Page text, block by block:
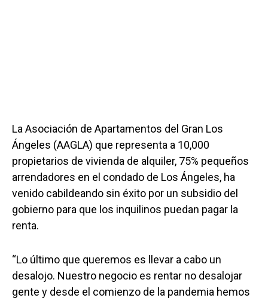
La Asociación de Apartamentos del Gran Los
Ángeles (AAGLA) que representa a 10,000
propietarios de vivienda de alquiler, 75% pequeños
arrendadores en el condado de Los Ángeles, ha
venido cabildeando sin éxito por un subsidio del
gobierno para que los inquilinos puedan pagar la
renta.
“Lo último que queremos es llevar a cabo un
desalojo. Nuestro negocio es rentar no desalojar
gente y desde el comienzo de la pandemia hemos